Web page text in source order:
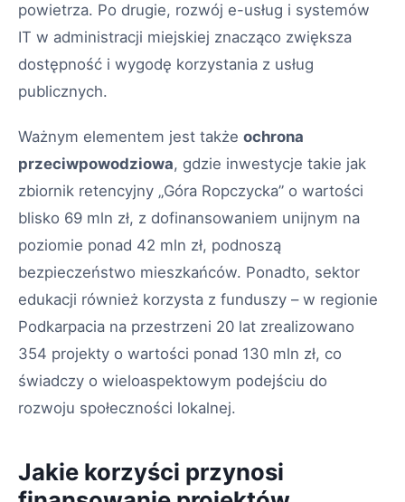
powietrza. Po drugie, rozwój e-usług i systemów
IT w administracji miejskiej znacząco zwiększa
dostępność i wygodę korzystania z usług
publicznych.
Ważnym elementem jest także ochrona
przeciwpowodziowa, gdzie inwestycje takie jak
zbiornik retencyjny „Góra Ropczycka” o wartości
blisko 69 mln zł, z dofinansowaniem unijnym na
poziomie ponad 42 mln zł, podnoszą
bezpieczeństwo mieszkańców. Ponadto, sektor
edukacji również korzysta z funduszy – w regionie
Podkarpacia na przestrzeni 20 lat zrealizowano
354 projekty o wartości ponad 130 mln zł, co
świadczy o wieloaspektowym podejściu do
rozwoju społeczności lokalnej.
Jakie korzyści przynosi